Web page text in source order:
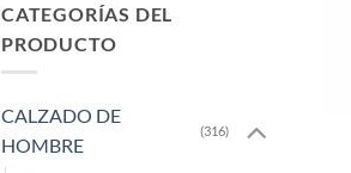
CATEGORÍAS DEL
PRODUCTO
CALZADO DE
HOMBRE
(316)